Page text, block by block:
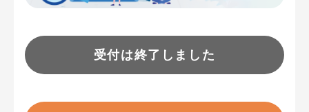
受付は終了しました